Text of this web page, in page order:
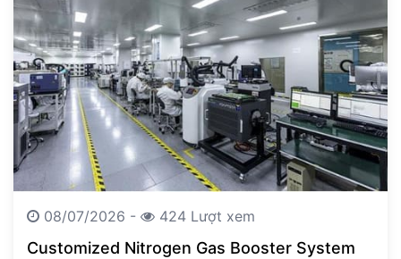
08/07/2026 - 424 Lượt xem
Customized Nitrogen Gas Booster System